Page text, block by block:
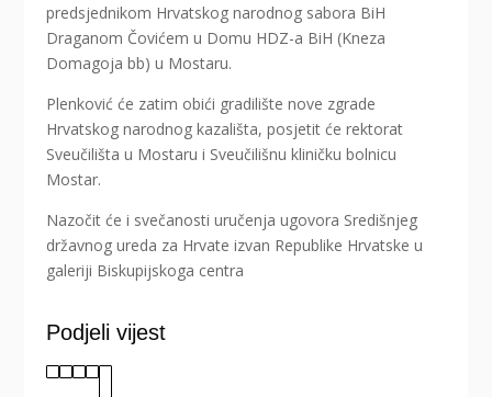
predsjednikom Hrvatskog narodnog sabora BiH
Draganom Čovićem u Domu HDZ-a BiH (Kneza
Domagoja bb) u Mostaru.
Plenković će zatim obići gradilište nove zgrade
Hrvatskog narodnog kazališta, posjetit će rektorat
Sveučilišta u Mostaru i Sveučilišnu kliničku bolnicu
Mostar.
Nazočit će i svečanosti uručenja ugovora Središnjeg
državnog ureda za Hrvate izvan Republike Hrvatske u
galeriji Biskupijskoga centra
Podjeli vijest